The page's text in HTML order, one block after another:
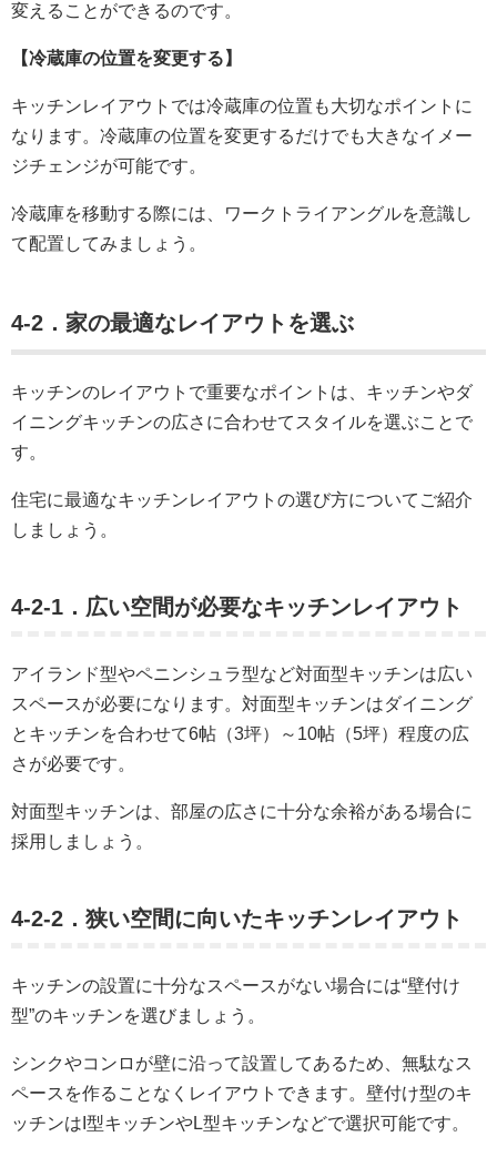
変えることができるのです。
【冷蔵庫の位置を変更する】
キッチンレイアウトでは冷蔵庫の位置も大切なポイントに
なります。冷蔵庫の位置を変更するだけでも大きなイメー
ジチェンジが可能です。
冷蔵庫を移動する際には、ワークトライアングルを意識し
て配置してみましょう。
4-2．家の最適なレイアウトを選ぶ
キッチンのレイアウトで重要なポイントは、キッチンやダ
イニングキッチンの広さに合わせてスタイルを選ぶことで
す。
住宅に最適なキッチンレイアウトの選び方についてご紹介
しましょう。
4-2-1．広い空間が必要なキッチンレイアウト
アイランド型やペニンシュラ型など対面型キッチンは広い
スペースが必要になります。対面型キッチンはダイニング
とキッチンを合わせて6帖（3坪）～10帖（5坪）程度の広
さが必要です。
対面型キッチンは、部屋の広さに十分な余裕がある場合に
採用しましょう。
4-2-2．狭い空間に向いたキッチンレイアウト
キッチンの設置に十分なスペースがない場合には“壁付け
型”のキッチンを選びましょう。
シンクやコンロが壁に沿って設置してあるため、無駄なス
ペースを作ることなくレイアウトできます。壁付け型のキ
ッチンはI型キッチンやL型キッチンなどで選択可能です。